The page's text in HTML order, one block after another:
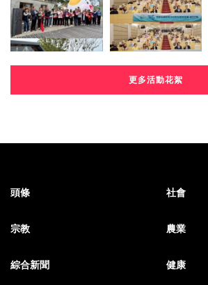
更多活動花絮
頭條 社會
宗教 農業
綜合新聞 健康